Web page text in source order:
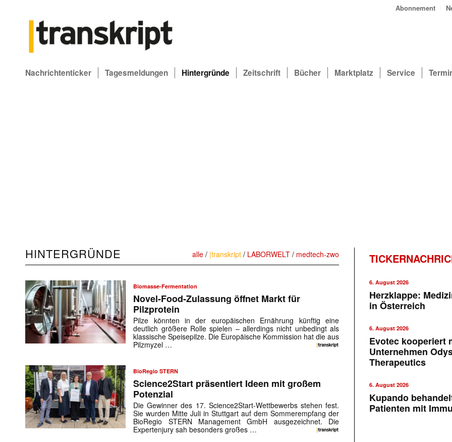
Abonnement
Nachrichtenticker Tagesmeldungen Hintergründe Zeitschrift Bücher Marktplatz Service
HINTERGRÜNDE alle / |transkript / LABORWELT / medtech-zwo
Biomasse-Fermentation
Novel-Food-Zulassung öffnet Markt für
Pilzprotein
Pilze könnten in der europäischen Ernährung künftig eine
deutlich größere Rolle spielen – allerdings nicht unbedingt als
klassische Speisepilze. Die Europäische Kommission hat die aus
Pilzmyzel …
BioRegio STERN
Science2Start präsentiert Ideen mit großem
Potenzial
Die Gewinner des 17. Science2Start-Wettbewerbs stehen fest.
Sie wurden Mitte Juli in Stuttgart auf dem Sommerempfang der
BioRegio STERN Management GmbH ausgezeichnet. Die
Expertenjury sah besonders großes …
6. August 2026
Herzklappe:
in Österreich
6. August 2026
Evotec kooperiert
Unternehmen
Therapeutics
6. August 2026
Kupando
Patienten mit